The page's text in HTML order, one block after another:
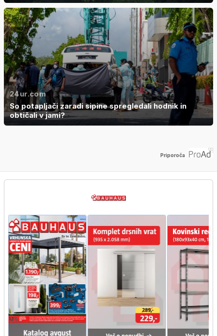
24ur.com
So potapljači zaradi sipine spregledali hodnik in
obtičali v jami?
Priporoča